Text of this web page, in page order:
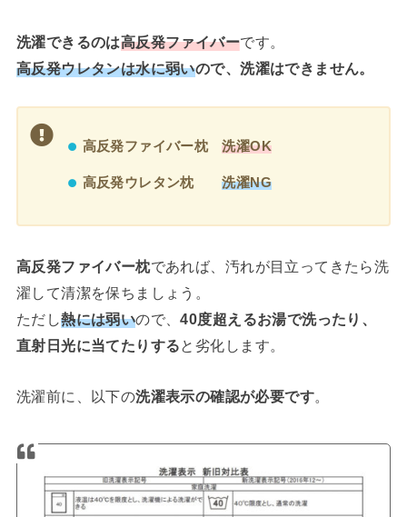
洗濯できるのは高反発ファイバーです。
高反発ウレタンは水に弱いので、洗濯はできません。
高反発ファイバー枕洗濯OK
高反発ウレタン枕洗濯NG
高反発ファイバー枕であれば、汚れが目立ってきたら洗
濯して清潔を保ちましょう。
ただし熱には弱いので、40度超えるお湯で洗ったり、
直射日光に当てたりすると劣化します。
洗濯前に、以下の洗濯表示の確認が必要です